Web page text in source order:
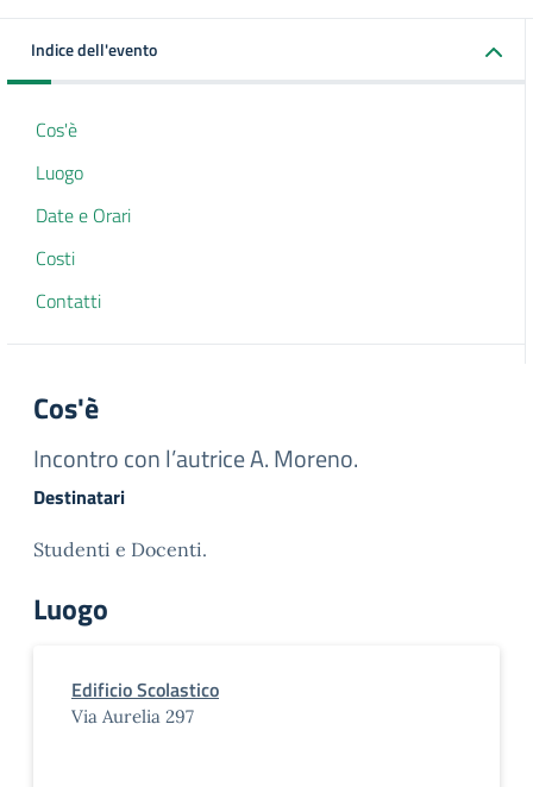
Indice dell'evento
Cos'è
Luogo
Date e Orari
Costi
Contatti
Cos'è
Incontro con l’autrice A. Moreno.
Destinatari
Studenti e Docenti.
Luogo
Edificio Scolastico
Via Aurelia 297